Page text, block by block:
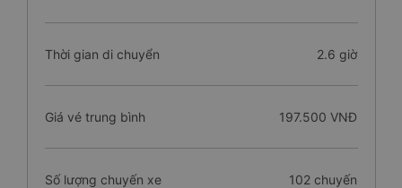
Thời gian di chuyển 2.6 giờ
Giá vé trung bình 197.500 VNĐ
Số lượng chuyến xe 102 chuyến